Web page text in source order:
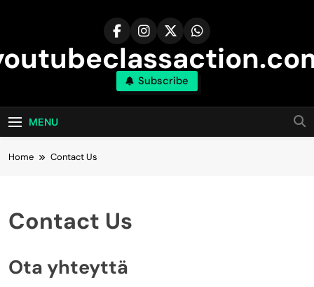
Subscribe
MENU
Home Contact Us
Contact Us
Ota yhteyttä